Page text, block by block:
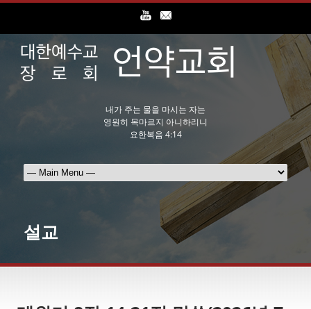
내가 주는 물을 마시는 자는
영원히 목마르지 아니하리니
요한복음 4:14
설교